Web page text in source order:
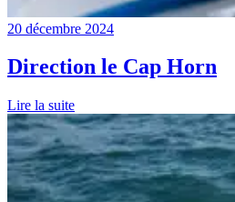
20 décembre 2024
Direction le Cap Horn
Lire la suite